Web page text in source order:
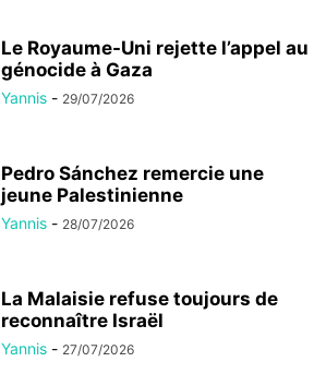
Le Royaume-Uni rejette l’appel au
génocide à Gaza
Yannis - 29/07/2026
Pedro Sánchez remercie une
jeune Palestinienne
Yannis - 28/07/2026
La Malaisie refuse toujours de
reconnaître Israël
Yannis - 27/07/2026